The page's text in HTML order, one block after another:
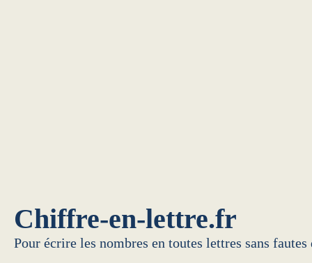
Chiffre-en-lettre.fr
Pour écrire les nombres en toutes lettres sans